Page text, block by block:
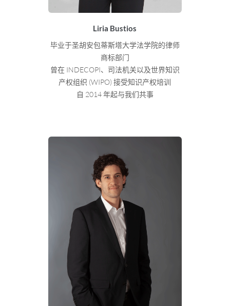
Liria Bustios
毕业于圣胡安包蒂斯塔大学法学院的律师
商标部门
曾在 INDECOPI、司法机关以及世界知识
产权组织 (WIPO) 接受知识产权培训
自 2014 年起与我们共事